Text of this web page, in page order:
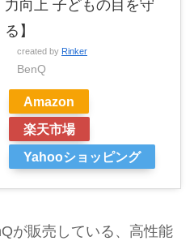
力向上 子どもの目を守
る】
created by Rinker
BenQ
Amazon
楽天市場
Yahooショッピング
が販売している、高性能